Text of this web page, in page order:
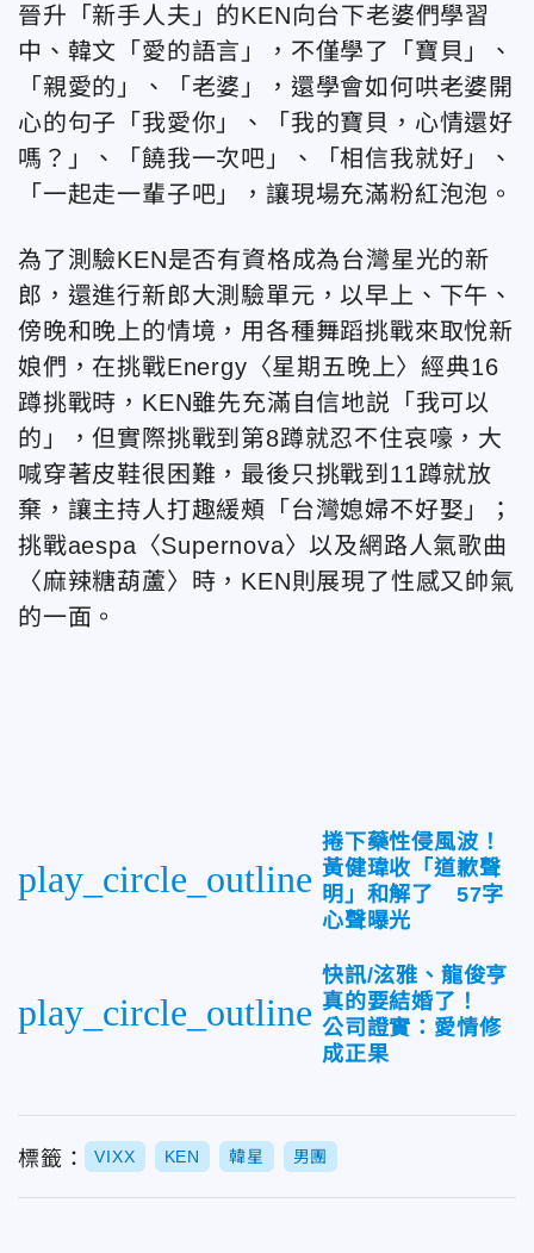
晉升「新手人夫」的KEN向台下老婆們學習
中、韓文「愛的語言」，不僅學了「寶貝」、
「親愛的」、「老婆」，還學會如何哄老婆開
心的句子「我愛你」、「我的寶貝，心情還好
嗎？」、「饒我一次吧」、「相信我就好」、
「一起走一輩子吧」，讓現場充滿粉紅泡泡。
為了測驗KEN是否有資格成為台灣星光的新
郎，還進行新郎大測驗單元，以早上、下午、
傍晚和晚上的情境，用各種舞蹈挑戰來取悅新
娘們，在挑戰Energy〈星期五晚上〉經典16
蹲挑戰時，KEN雖先充滿自信地説「我可以
的」，但實際挑戰到第8蹲就忍不住哀嚎，大
喊穿著皮鞋很困難，最後只挑戰到11蹲就放
棄，讓主持人打趣緩頰「台灣媳婦不好娶」；
挑戰aespa〈Supernova〉以及網路人氣歌曲
〈麻辣糖葫蘆〉時，KEN則展現了性感又帥氣
的一面。
play_circle_outline
捲下藥性侵風波！
黃健瑋收「道歉聲
明」和解了 57字
心聲曝光
play_circle_outline
快訊/泫雅、龍俊亨
真的要結婚了！
公司證實：愛情修
成正果
標籤： VIXX KEN 韓星 男團